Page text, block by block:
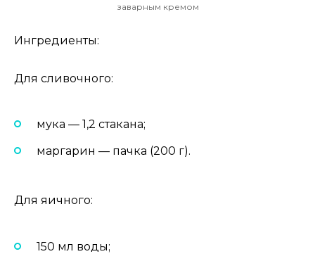
заварным кремом
Ингредиенты:
Для сливочного:
мука — 1,2 стакана;
маргарин — пачка (200 г).
Для яичного:
150 мл воды;